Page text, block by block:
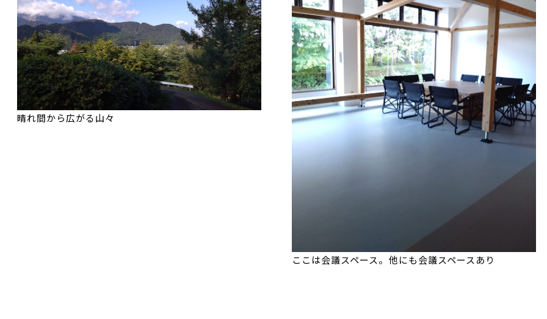
晴れ間から広がる山々
ここは会議スペース。他にも会議スペースあり